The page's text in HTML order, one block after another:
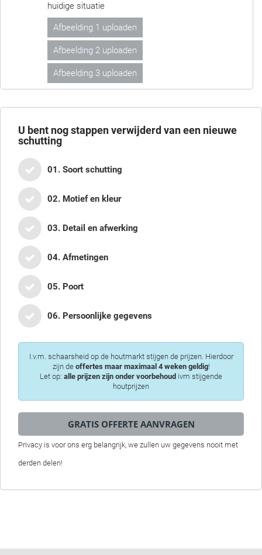
huidige situatie
Afbeelding 1 uploaden
Afbeelding 2 uploaden
Afbeelding 3 uploaden
U bent nogstappen verwijderd van een nieuwe
schutting
01. Soort schutting
02. Motief en kleur
03. Detail en afwerking
04. Afmetingen
05. Poort
06. Persoonlijke gegevens
I.v.m. schaarsheid op de houtmarkt stijgen de prijzen. Hierdoor
zijn de offertes maar maximaal 4 weken geldig!
Let op: alle prijzen zijn onder voorbehoud ivm stijgende
houtprijzen
Privacy is voor ons erg belangrijk, we zullen uw gegevens nooit met
derden delen!